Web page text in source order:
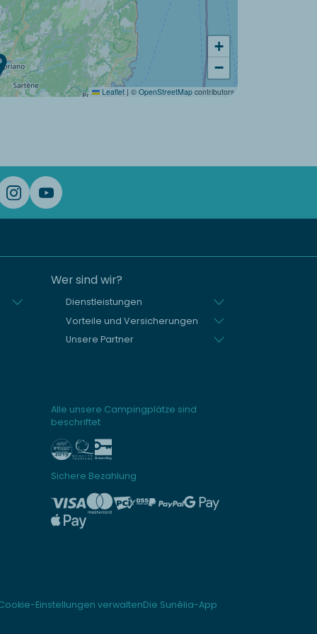
+
−
Leaflet | © OpenStreetMapcontributors
Wer sind wir?
Dienstleistungen
Vorteile und Versicherungen
Unsere Partner
Alle unsere Campingplätze sind
beschriftet
Sichere Bezahlung
Einstellungen verwaltenDie Sunêlia-App